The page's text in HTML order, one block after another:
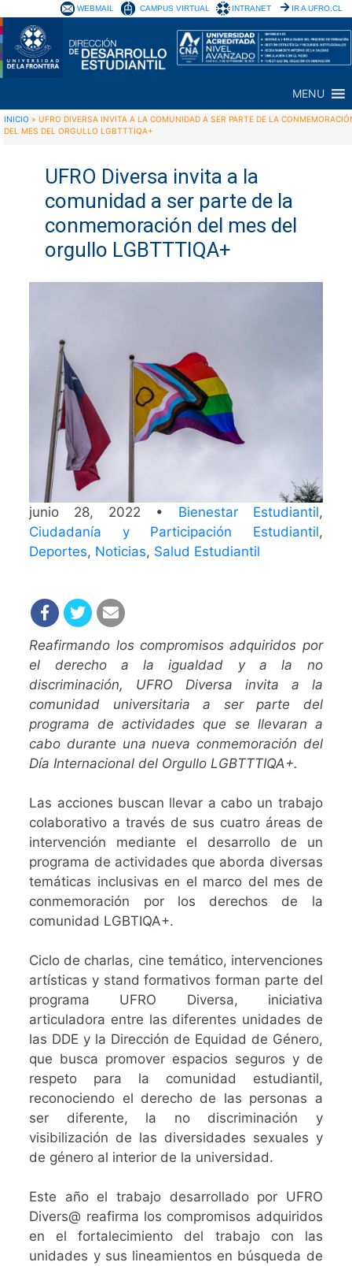
WEBMAIL CAMPUS VIRTUAL INTRANET IR A UFRO.CL
MENU
INICIO » UFRO DIVERSA INVITA A LA COMUNIDAD A SER PARTE DE LA
DEL MES DEL ORGULLO LGBTTTIQA+
UFRO Diversa invita a la
comunidad a ser parte de la
conmemoración del mes del
orgullo LGBTTTIQA+
junio 28, 2022 • Bienestar Estudiantil,
Ciudadanía y Participación Estudiantil,
Deportes, Noticias, Salud Estudiantil
Reafirmando los compromisos adquiridos por
el derecho a la igualdad y a la no
discriminación, UFRO Diversa invita a la
comunidad universitaria a ser parte del
programa de actividades que se llevaran a
cabo durante una nueva conmemoración del
Día Internacional del Orgullo LGBTTTIQA+.
Las acciones buscan llevar a cabo un trabajo
colaborativo a través de sus cuatro áreas de
intervención mediante el desarrollo de un
programa de actividades que aborda diversas
temáticas inclusivas en el marco del mes de
conmemoración por los derechos de la
comunidad LGBTIQA+.
Ciclo de charlas, cine temático, intervenciones
artísticas y stand formativos forman parte del
programa UFRO Diversa, iniciativa
articuladora entre las diferentes unidades de
las DDE y la Dirección de Equidad de Género,
que busca promover espacios seguros y de
respeto para la comunidad estudiantil,
reconociendo el derecho de las personas a
ser diferente, la no discriminación y
visibilización de las diversidades sexuales y
de género al interior de la universidad.
Este año el trabajo desarrollado por UFRO
Divers@ reafirma los compromisos adquiridos
en el fortalecimiento del trabajo con las
unidades y sus lineamientos en búsqueda de